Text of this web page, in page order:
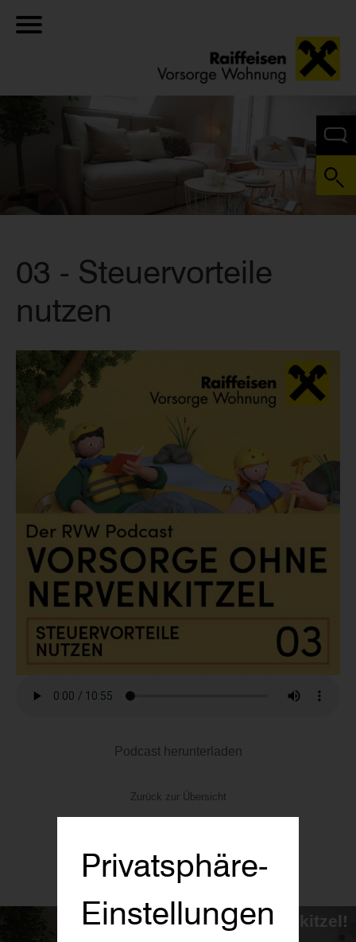
03 - Steuervorteile
nutzen
Podcast herunterladen
Zurück zur Übersicht
Investment ohne Nervenkitzel!
Privatsphäre-
Einstellungen